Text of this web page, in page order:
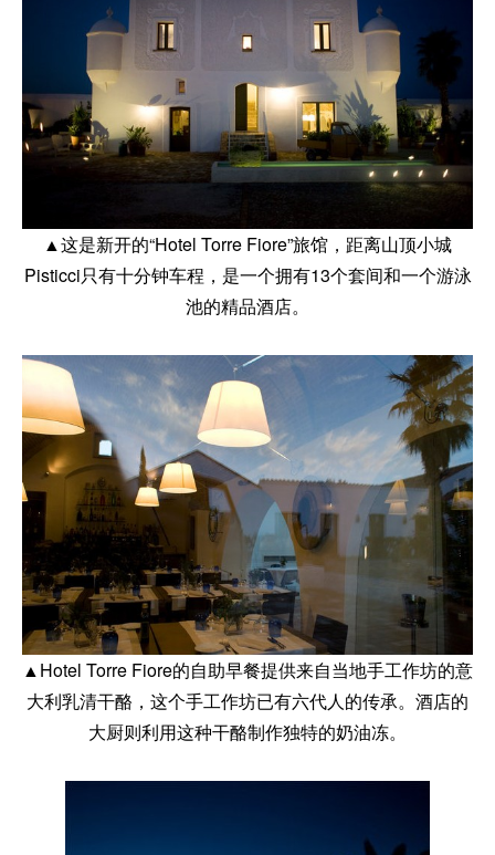
▲这是新开的“Hotel Torre Fiore”旅馆，距离山顶小城
Pisticci只有十分钟车程，是一个拥有13个套间和一个游泳
池的精品酒店。
▲Hotel Torre Fiore的自助早餐提供来自当地手工作坊的意
大利乳清干酪，这个手工作坊已有六代人的传承。酒店的
大厨则利用这种干酪制作独特的奶油冻。